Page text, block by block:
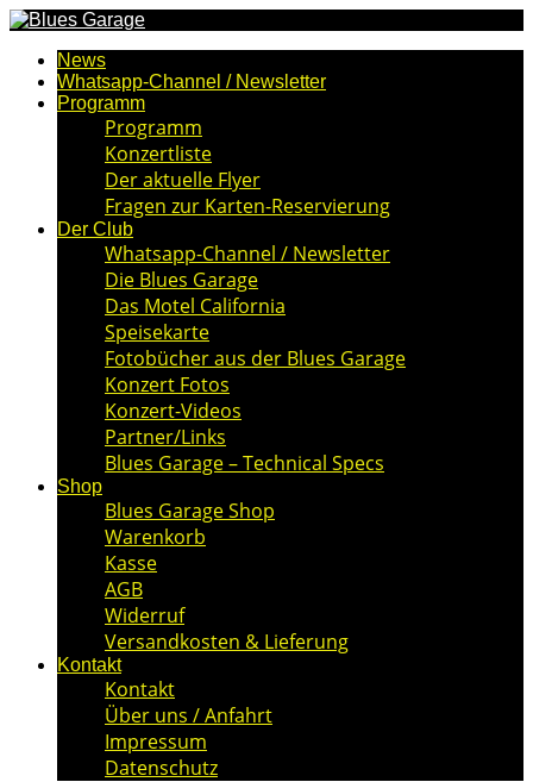
News
Whatsapp-Channel / Newsletter
Programm
Programm
Konzertliste
Der aktuelle Flyer
Fragen zur Karten-Reservierung
Der Club
Whatsapp-Channel / Newsletter
Die Blues Garage
Das Motel California
Speisekarte
Fotobücher aus der Blues Garage
Konzert Fotos
Konzert-Videos
Partner/Links
Blues Garage – Technical Specs
Shop
Blues Garage Shop
Warenkorb
Kasse
AGB
Widerruf
Versandkosten & Lieferung
Kontakt
Kontakt
Über uns / Anfahrt
Impressum
Datenschutz